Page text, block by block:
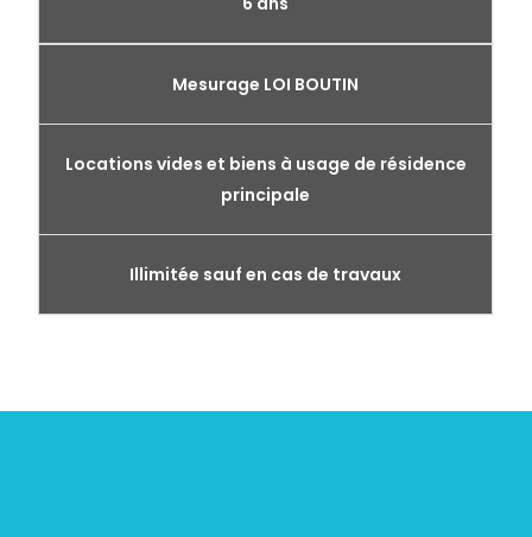
Mesurage LOI BOUTIN
Locations vides et biens à usage de résidence
principale
Illimitée sauf en cas de travaux